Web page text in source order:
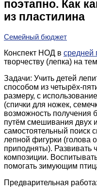
поэтапно. Как
из пластилина
Семейный бюджет
Конспект НОД в средней
творчеству (лепка) на
Задачи: Учить детей
способом из четырёх-
размеру, с
(спички для ножек,
возможность получения
путём смешивания двух
самостоятельный поиск
лепной фигурки (голова
приподняты). Развивать
композиции.
помогать зимующим
Предварительная работа: